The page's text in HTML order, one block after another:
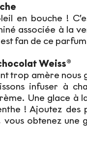
en bouche !
associée à la
fan de ce
Weiss®
trop amère nous
infuser à
Une glace à
! Ajoutez des
obtenez une